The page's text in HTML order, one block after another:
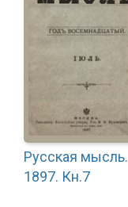
Русская мысль.
1897. Кн.7